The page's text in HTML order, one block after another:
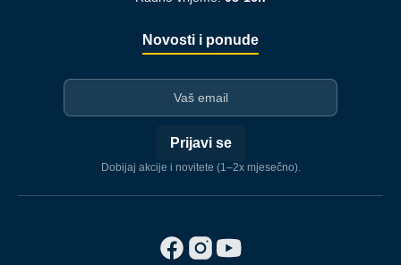
Novosti i ponude
Prijavi se
Dobijaj akcije i novitete (1–2x mjesečno).